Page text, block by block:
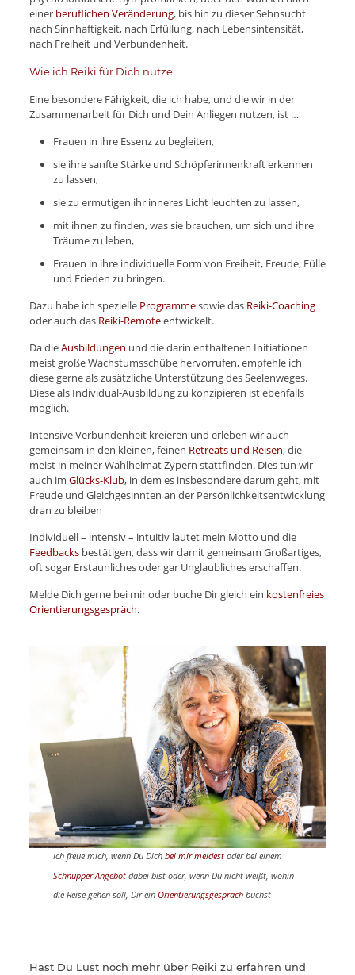
einer beruflichen Veränderung, bis hin zu dieser Sehnsucht
nach Sinnhaftigkeit, nach Erfüllung, nach Lebensintensität,
nach Freiheit und Verbundenheit.
Wie ich Reiki für Dich nutze:
Eine besondere Fähigkeit, die ich habe, und die wir in der
Zusammenarbeit für Dich und Dein Anliegen nutzen, ist …
Frauen in ihre Essenz zu begleiten,
sie ihre sanfte Stärke und Schöpferinnenkraft erkennen
zu lassen,
sie zu ermutigen ihr inneres Licht leuchten zu lassen,
mit ihnen zu finden, was sie brauchen, um sich und ihre
Träume zu leben,
Frauen in ihre individuelle Form von Freiheit, Freude, Fülle
und Frieden zu bringen.
Dazu habe ich spezielle Programmesowie das Reiki-Coaching
oder auch das Reiki-Remoteentwickelt.
Da dieAusbildungen und die darin enthaltenen Initiationen
meist große Wachstumsschübe hervorrufen, empfehle ich
diese gerne als zusätzliche Unterstützung des Seelenweges.
Diese als Individual-Ausbildung zu konzipieren ist ebenfalls
möglich.
Intensive Verbundenheit kreieren und erleben wir auch
gemeinsam in den kleinen, feinen Retreats und Reisen, die
meist in meiner Wahlheimat Zypern stattfinden. Dies tun wir
auch im Glücks-Klub, in dem es insbesondere darum geht, mit
Freude und Gleichgesinnten an der Persönlichkeitsentwicklung
dran zu bleiben
Individuell – intensiv – intuitiv lautet mein Motto und die
Feedbacksbestätigen, dass wir damit gemeinsam Großartiges,
oft sogar Erstaunliches oder gar Unglaubliches erschaffen.
Melde Dich gerne bei mir oder buche Dir gleich ein kostenfreies
Orientierungsgespräch.
Ich freue mich, wenn Du Dich bei mir meldestoder bei einem
Schnupper-Angebotdabei bist oder, wenn Du nicht weißt, wohin
die Reise gehen soll, Dir ein Orientierungsgesprächbuchst
Hast Du Lust noch mehr über Reiki zu erfahren und